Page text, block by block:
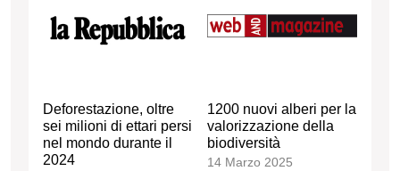
Deforestazione, oltre
sei milioni di ettari persi
nel mondo durante il
2024
1200 nuovi alberi per la
valorizzazione della
biodiversità
14 Marzo 2025